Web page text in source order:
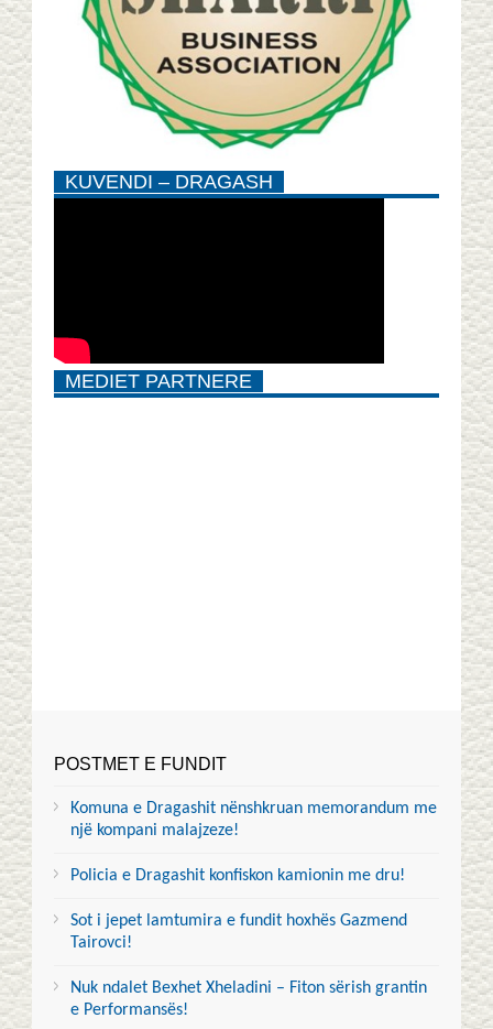
KUVENDI – DRAGASH
MEDIET PARTNERE
POSTMET E FUNDIT
Komuna e Dragashit nënshkruan memorandum me
një kompani malajzeze!
Policia e Dragashit konfiskon kamionin me dru!
Sot i jepet lamtumira e fundit hoxhës Gazmend
Tairovci!
Nuk ndalet Bexhet Xheladini – Fiton sërish grantin
e Performansës!